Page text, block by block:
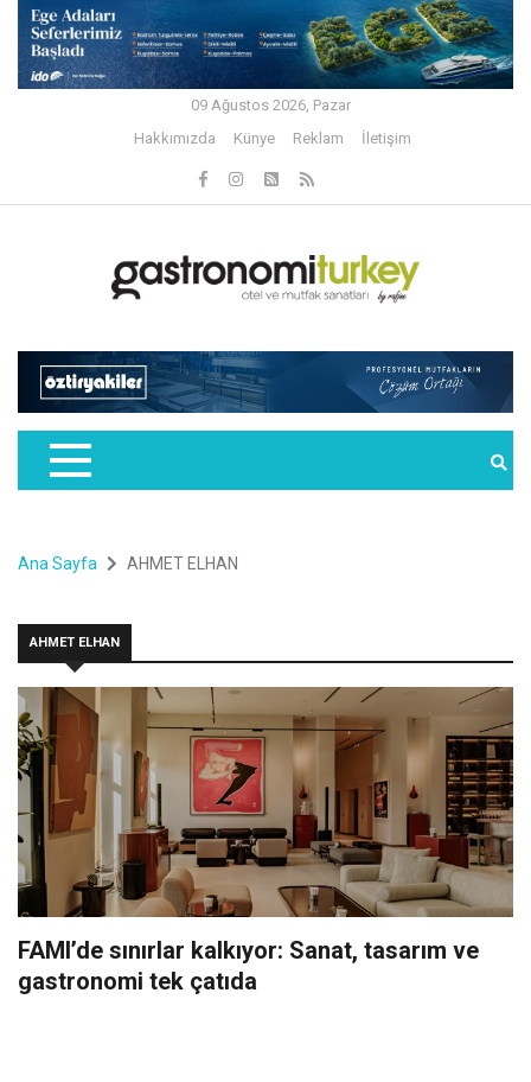
09 Ağustos 2026, Pazar
Hakkımızda
Künye Reklam İletişim
Ana Sayfa AHMET ELHAN
AHMET ELHAN
FAMI’de sınırlar kalkıyor: Sanat, tasarım ve
gastronomi tek çatıda